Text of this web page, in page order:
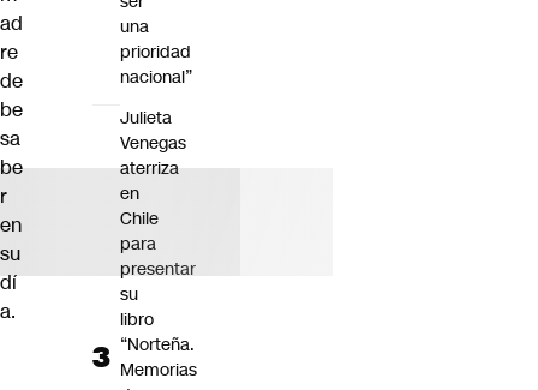
ad
re
de
be
sa
be
r
en
su
dí
a.
una
prioridad
nacional”
Julieta
Venegas
aterriza
en
Chile
para
presentar
su
libro
“Norteña.
Memorias